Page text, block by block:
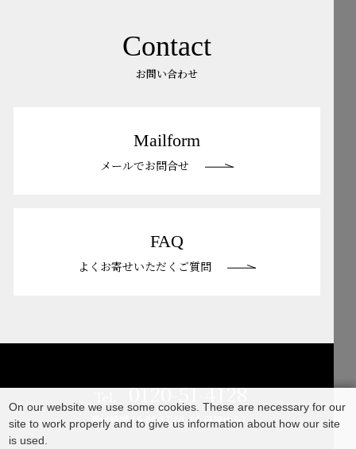
Contact
お問い合わせ
Mailform
メールでお問合せ
FAQ
よくお寄せいただくご質問
0120-51-4128
受付時間 / 9:00-17:00（土日祝休み）
On our website we use some cookies. These are necessary for our
site to work properly and to give us information about how our site
is used.